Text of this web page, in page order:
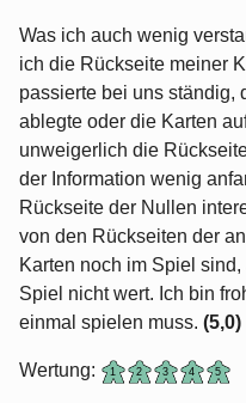
Was ich auch wenig
ich die Rückseite meiner
passierte bei uns ständig,
ablegte oder die Karten
unweigerlich die
der Information wenig
Rückseite der Nullen
von den Rückseiten der
Karten noch im Spiel
Spiel nicht wert. Ich bin
einmal spielen muss. (5,0)
Wertung: